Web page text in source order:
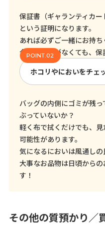
保証書（ギャランティカー
という証明になります。
あれば必ずご一緒にお持ち
今売る予定がなくても、保
ホコリやにおいをチェ
バッグの内側にゴミが残
ぶっていないか？
軽く布で拭くだけでも、
可能性があります。
気になるにおいは風通しの
大事なお品物は日頃から
す！
その他の質預かり／